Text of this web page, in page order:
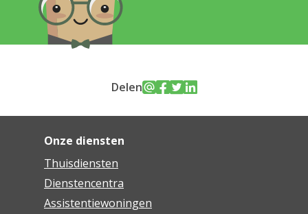
Delen
Onze diensten
Thuisdiensten
Dienstencentra
Assistentiewoningen